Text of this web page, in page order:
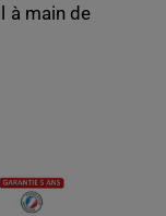
à main de